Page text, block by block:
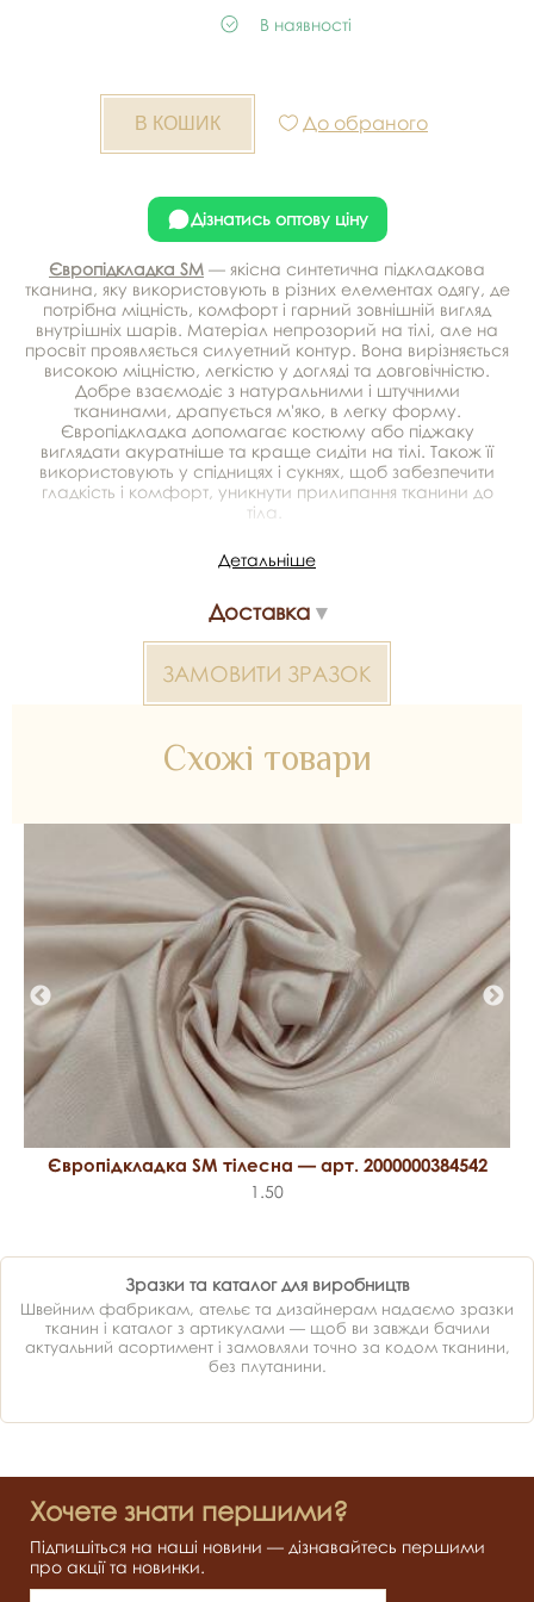
В наявності
До обраного
Дізнатись оптову ціну
Європідкладка SM — якісна синтетична підкладкова
тканина, яку використовують в різних елементах одягу, де
потрібна міцність, комфорт і гарний зовнішній вигляд
внутрішніх шарів. Матеріал непрозорий на тілі, але на
просвіт проявляється силуетний контур. Вона вирізняється
високою міцністю, легкістю у догляді та довговічністю.
Добре взаємодіє з натуральними і штучними
тканинами, драпується м'яко, в легку форму.
Європідкладка допомагає костюму або піджаку
виглядати акуратніше та краще сидіти на тілі. Також її
використовують у спідницях і сукнях, щоб забезпечити
гладкість і комфорт, уникнути прилипання тканини до
тіла.
Ширина - 1,5 м
*Передача кольору може бути спотворена пристроєм
суконь, декору та колекцій ательє. Доступний оптом і в
роздріб в Inter Tex, SKU 329123.
Детальніше
Доставка
ЗАМОВИТИ ЗРАЗОК
Схожі товари
Європідкладка SM тілесна — арт. 2000000384542
1.50
Зразки та каталог для виробництв
Швейним фабрикам, ательє та дизайнерам надаємо зразки
тканин і каталог з артикулами — щоб ви завжди бачили
актуальний асортимент і замовляли точно за кодом тканини,
без плутанини.
Хочете знати першими?
Підпишіться на наші новини — дізнавайтесь першими
про акції та новинки.